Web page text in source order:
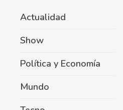
Actualidad
Show
Política y Economía
Mundo